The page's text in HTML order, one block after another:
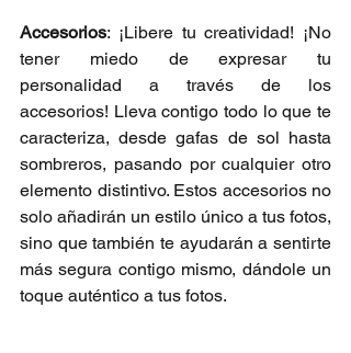
Accesorios: ¡Libere tu creatividad! ¡No
tener miedo de expresar tu
personalidad a través de los
accesorios! Lleva contigo todo lo que te
caracteriza, desde gafas de sol hasta
sombreros, pasando por cualquier otro
elemento distintivo. Estos accesorios no
solo añadirán un estilo único a tus fotos,
sino que también te ayudarán a sentirte
más segura contigo mismo, dándole un
toque auténtico a tus fotos.